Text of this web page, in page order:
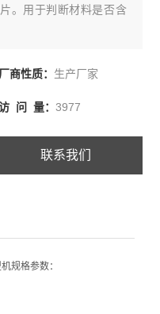
。用于判断材料是否含
厂商性质： 生产厂家
问 量： 3977
联系我们
机规格参数：